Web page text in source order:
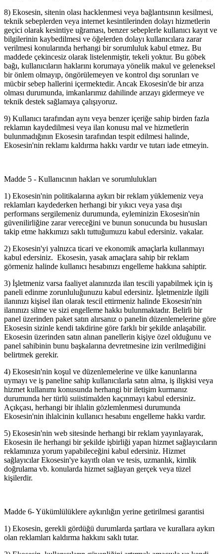
8) Ekosesin, sitenin olası hacklenmesi veya bağlantısının kesilmesi,
teknik sebeplerden veya internet kesintilerinden dolayı hizmetlerin
geçici olarak kesintiye uğraması, benzer sebeplerle kullanıcı kayıt ve
bilgilerinin kaybedilmesi ve öğelerden dolayı kullanıcılara zarar
verilmesi konularında herhangi bir sorumluluk kabul etmez. Bu
maddede çekincesiz olarak listelenmiştir, tekeli yoktur. Bu göbek
bağı, kullanıcıların haklarını korumaya yönelik makul ve geleneksel
bir önlem olmayıp, öngörülemeyen ve kontrol dışı sorunları ve
mücbir sebep hallerini içermektedir. Ancak Ekosesin'de bir arıza
olması durumunda, imkanlarımız dahilinde arızayı gidermeye ve
teknik destek sağlamaya çalışıyoruz.
9) Kullanıcı tarafından aynı veya benzer içeriğe sahip birden fazla
reklamın kaydedilmesi veya ilan konusu mal ve hizmetlerin
bulunmadığının Ekosesin tarafından tespit edilmesi halinde,
Ekosesin'nin reklamı kaldırma hakkı vardır ve tutarı iade etmeyin.
Madde 5 - Kullanıcının hakları ve sorumlulukları
1) Ekosesin'nin politikalarına aykırı bir reklam yüklemeniz veya
reklamları kaydederken herhangi bir yıkıcı veya yasa dışı
performans sergilemeniz durumunda, eyleminizin Ekosesin'nin
güvenilirliğine zarar vereceğini ve bunun sonucunda bu hususları
takip etme hakkımızı saklı tuttuğumuzu kabul edersiniz. vakalar.
2) Ekosesin'yi yalnızca ticari ve ekonomik amaçlarla kullanmayı
kabul edersiniz. Ekosesin, yasak amaçlara sahip bir reklam
görmeniz halinde kullanıcı hesabınızı engelleme hakkına sahiptir.
3) İşletmeniz varsa faaliyet alanınızda ilan tescili yapabilmek için iş
paneli edinme zorunluluğunuzu kabul edersiniz. İşletmenizle ilgili
ilanınızı kişisel ilan olarak tescil ettirmeniz halinde Ekosesin'nin
ilanınızı silme ve sizi engelleme hakkı bulunmaktadır. Belirli bir
panel üzerinden paket satın alırsanız o panelin düzenlemelerine göre
Ekosesin sizinle kendi takdirine göre farklı bir şekilde anlaşabilir.
Ekosesin üzerinden satın alınan panellerin kişiye özel olduğunu ve
panel sahibinin bunu başkalarına devretmesine izin verilmediğini
belirtmek gerekir.
4) Ekosesin'nin koşul ve düzenlemelerine ve ülke kanunlarına
uymayı ve iş paneline sahip kullanıcılarla satın alma, iş ilişkisi veya
hizmet kullanımı konusunda herhangi bir iletişim kurmanız
durumunda her türlü suiistimalden kaçınmayı kabul edersiniz.
Açıkçası, herhangi bir ihlalin gözlemlenmesi durumunda
Ekosesin'nin ihlalcinin kullanıcı hesabını engelleme hakkı vardır.
5) Ekosesin'nin web sitesinde herhangi bir reklam yayınlayarak,
Ekosesin ile herhangi bir şekilde işbirliği yapan hizmet sağlayıcıların
reklamınıza yorum yapabileceğini kabul edersiniz. Hizmet
sağlayıcılar Ekosesin'ye kayıtlı olan ve tesis, uzmanlık, kimlik
doğrulama vb. konularda hizmet sağlayan gerçek veya tüzel
kişilerdir.
Madde 6- Yükümlülüklere aykırılığın yerine getirilmesi garantisi
1) Ekosesin, gerekli gördüğü durumlarda şartlara ve kurallara aykırı
olan reklamları kaldırma hakkını saklı tutar.